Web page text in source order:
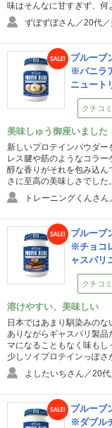
味はそんなに甘すぎず、何
ずぼずぼさん／20代／
プルーブ
※バニラ
ニュート
クチコ
美味しゅう御座いました
新しいプロテインパウダ
レス腱や筋のようなコラ
醇な香りがそれを包み込ん
さに至高の美味しさでした。
トレーニングくんさ
プルーブ
※チョコ
ャスパリ
クチコ
溶けやすい、美味しい
日本ではあまり馴染みの
ありながらギャスパリ製
マになることもなく味も
少しソイプロテインっぽ
よしたいちさん／20代
プルーブ
※ダブル